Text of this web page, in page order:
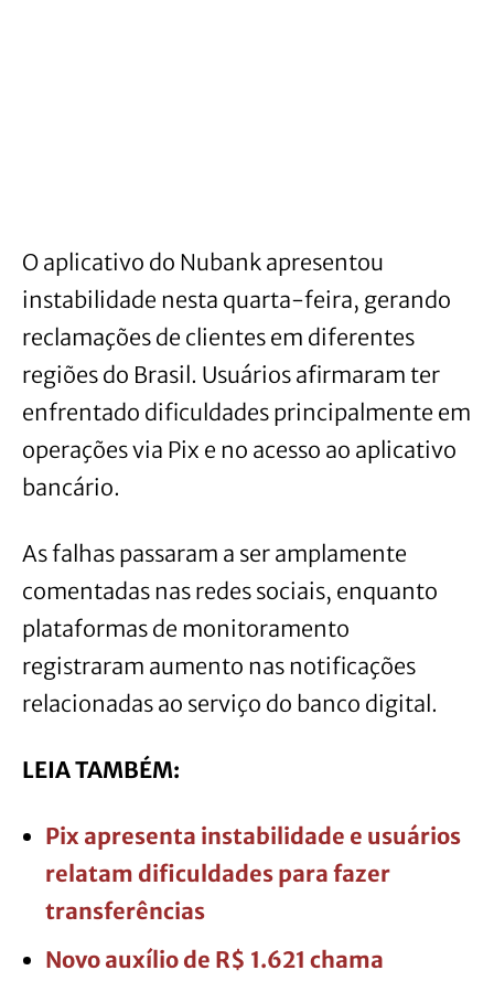
O aplicativo do Nubank apresentou
instabilidade nesta quarta-feira, gerando
reclamações de clientes em diferentes
regiões do Brasil. Usuários afirmaram ter
enfrentado dificuldades principalmente em
operações via Pix e no acesso ao aplicativo
bancário.
As falhas passaram a ser amplamente
comentadas nas redes sociais, enquanto
plataformas de monitoramento
registraram aumento nas notificações
relacionadas ao serviço do banco digital.
LEIA TAMBÉM:
Pix apresenta instabilidade e usuários
relatam dificuldades para fazer
transferências
Novo auxílio de R$ 1.621 chama